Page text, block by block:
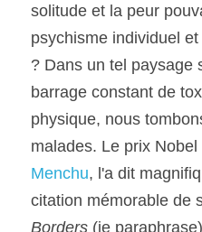
solitude et la peur
psychisme individuel
? Dans un tel paysage
barrage constant de
physique, nous
malades. Le prix Nobel
Menchu, l'a dit
citation mémorable de
Borders (je